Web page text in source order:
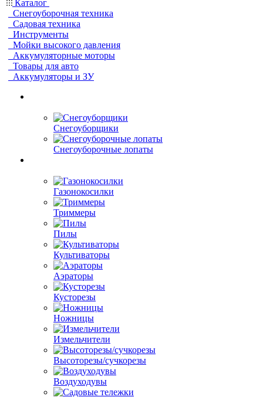
Каталог
Снегоуборочная техника
Садовая техника
Инструменты
Мойки высокого давления
Аккумуляторные моторы
Товары для авто
Аккумуляторы и ЗУ
Снегоуборщики
Снегоуборочные лопаты
Газонокосилки
Триммеры
Пилы
Культиваторы
Аэраторы
Кусторезы
Ножницы
Измельчители
Высоторезы/сучкорезы
Воздуходувы